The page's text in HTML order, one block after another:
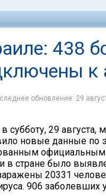
438
обновление: 29
субботу, 29 августа,
новые данные по
в стране было
20331
906 заболевших